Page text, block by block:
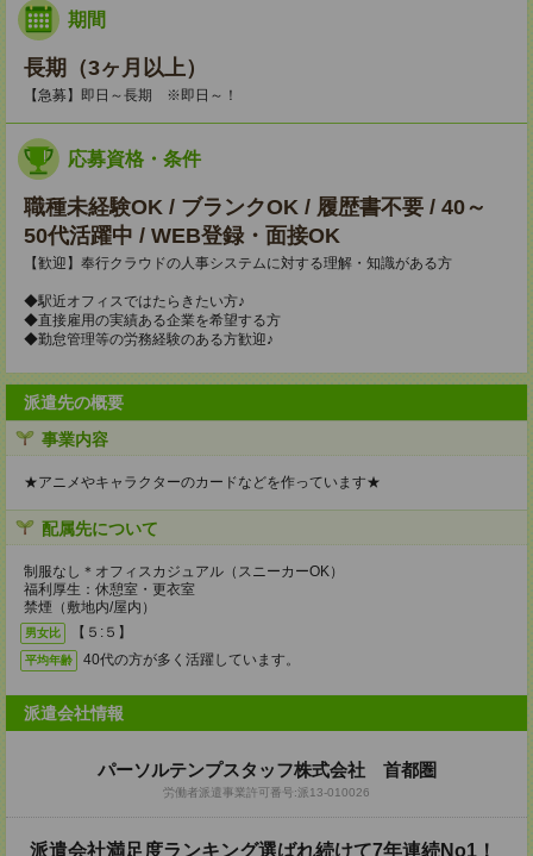
期間
長期（3ヶ月以上）
【急募】即日～長期 ※即日～！
応募資格・条件
職種未経験OK / ブランクOK / 履歴書不要 / 40～
50代活躍中 / WEB登録・面接OK
【歓迎】奉行クラウドの人事システムに対する理解・知識がある方
◆駅近オフィスではたらきたい方♪
◆直接雇用の実績ある企業を希望する方
◆勤怠管理等の労務経験のある方歓迎♪
派遣先の概要
事業内容
★アニメやキャラクターのカードなどを作っています★
配属先について
制服なし＊オフィスカジュアル（スニーカーOK）
福利厚生：休憩室・更衣室
禁煙（敷地内/屋内）
男女比 【５:５】
平均年齢 40代の方が多く活躍しています。
派遣会社情報
パーソルテンプスタッフ株式会社 首都圏
労働者派遣事業許可番号:派13-010026
派遣会社満足度ランキング選ばれ続けて7年連続No1！